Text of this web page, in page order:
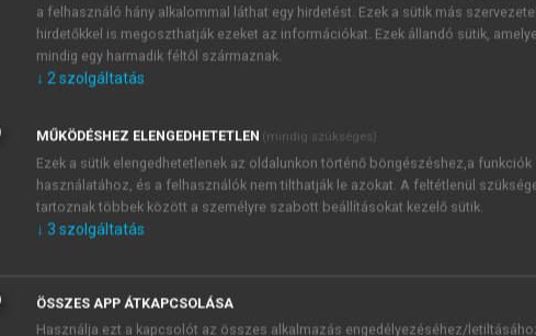
azonosítóval
JELSZÓ
Kérek értesítést a MeRSZ
Kérek értesítést az
a felhasználó hány alkalommal láthat egy hirdetést. Ezek a sütik más
hirdetőkkel is megoszthatják ezeket az információkat. Ezek állandó sütik,
mindig egy harmadik féltől származnak.
↓ 2szolgáltatás
MŰKÖDÉSHEZ ELENGEDHETETLEN (mindig szükséges)
Ezek a sütik elengedhetetlenek az oldalunkon történő böngészéshez,a funkciók
használatához, és a felhasználók nem tilthatják le azokat. A feltétlenül
tartoznak többek között a személyre szabott beállításokat kezelő sütik.
↓ 3 szolgáltatás
ÖSSZES APP ÁTKAPCSOLÁSA
Használja ezt a kapcsolót az összes alkalmazás engedélyezéséhez/